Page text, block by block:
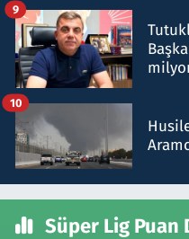
9
10
Süper Lig Puan